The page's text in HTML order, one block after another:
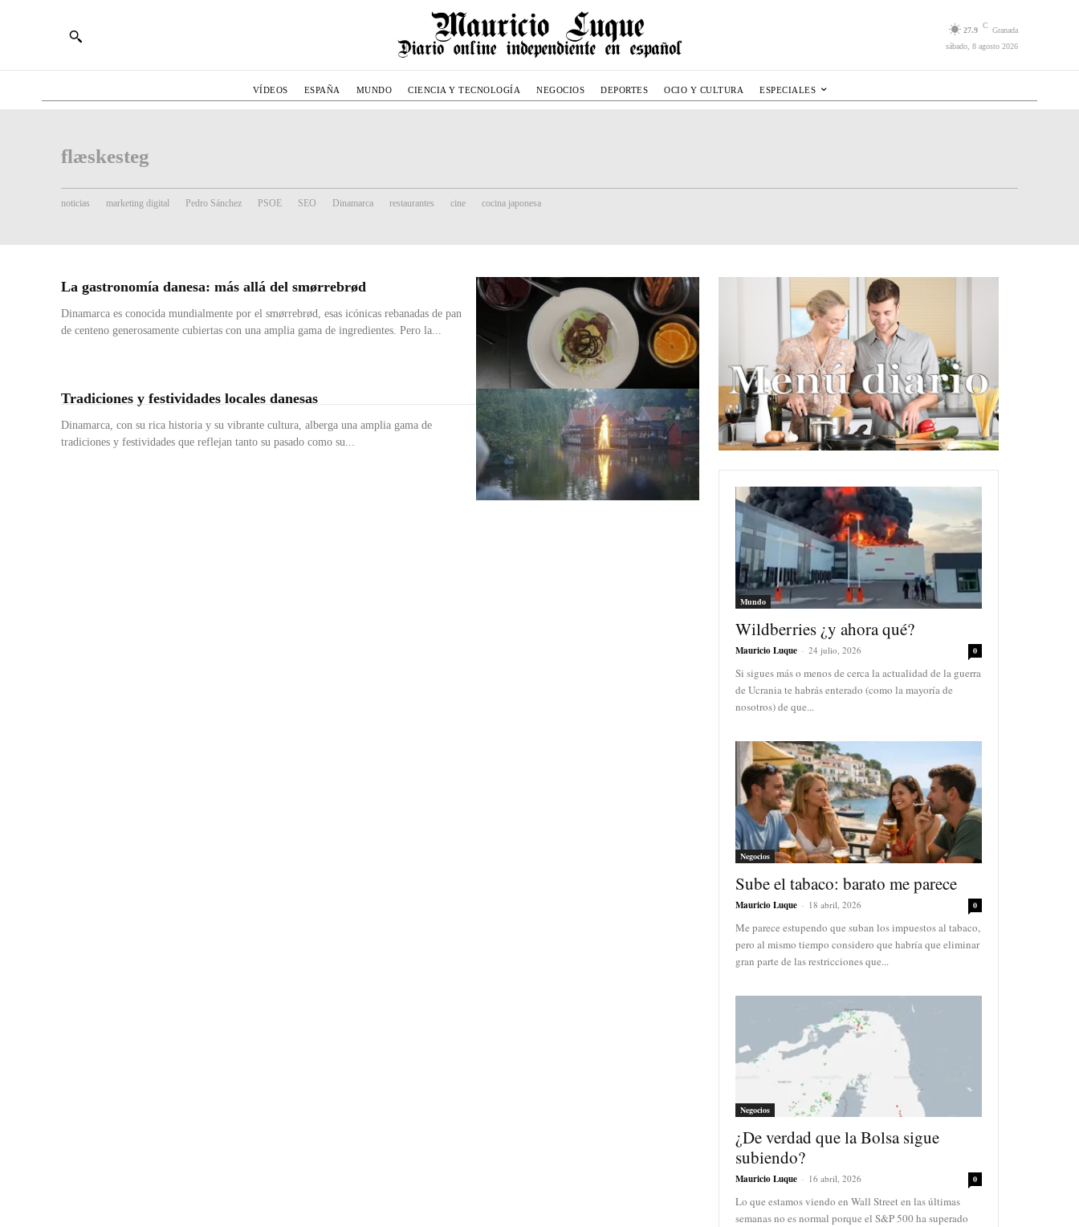
27.9
C
Granada
sábado, 8 agosto 2026
VÍDEOS ESPAÑA MUNDO CIENCIA Y TECNOLOGÍA NEGOCIOS DEPORTES OCIO Y CULTURA ESPECIALES
flæskesteg
noticias marketing digital Pedro Sánchez PSOE SEO Dinamarca restaurantes cine cocina japonesa
La gastronomía danesa: más allá del smørrebrød
Dinamarca es conocida mundialmente por el smørrebrød, esas icónicas rebanadas de pan
de centeno generosamente cubiertas con una amplia gama de ingredientes. Pero la...
Tradiciones y festividades locales danesas
Dinamarca, con su rica historia y su vibrante cultura, alberga una amplia gama de
tradiciones y festividades que reflejan tanto su pasado como su...
Mundo
Wildberries ¿y ahora qué?
Mauricio Luque - 24 julio, 2026 0
Si sigues más o menos de cerca la actualidad de la guerra
de Ucrania te habrás enterado (como la mayoría de
nosotros) de que...
Negocios
Sube el tabaco: barato me parece
Mauricio Luque - 18 abril, 2026 0
Me parece estupendo que suban los impuestos al tabaco,
pero al mismo tiempo considero que habría que eliminar
gran parte de las restricciones que...
Negocios
¿De verdad que la Bolsa sigue
subiendo?
Mauricio Luque - 16 abril, 2026 0
Lo que estamos viendo en Wall Street en las últimas
semanas no es normal porque el S&P 500 ha superado